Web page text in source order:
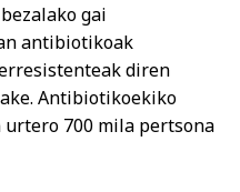
gai
antibiotikoak
diren
Antibiotikoekiko
700 mila pertsona